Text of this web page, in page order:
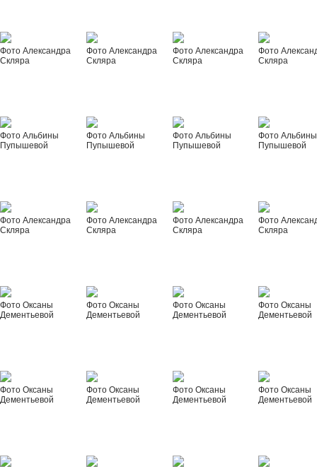
Фото Александра
Скляра
Фото Александра
Скляра
Фото Александра
Скляра
Фото
Скляра
Фото Альбины
Пупышевой
Фото Альбины
Пупышевой
Фото Альбины
Пупышевой
Фото Альбины
Пупышевой
Фото Александра
Скляра
Фото Александра
Скляра
Фото Александра
Скляра
Фото
Скляра
Фото Оксаны
Дементьевой
Фото Оксаны
Дементьевой
Фото Оксаны
Дементьевой
Фото Оксаны
Дементьевой
Фото Оксаны
Дементьевой
Фото Оксаны
Дементьевой
Фото Оксаны
Дементьевой
Фото Оксаны
Дементьевой